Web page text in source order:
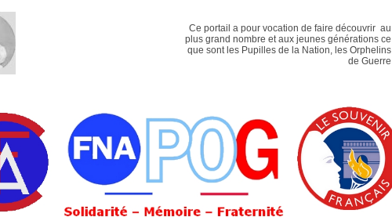
Ce portail a pour vocation de faire découvrir au
plus grand nombre et aux jeunes générations ce
que sont les Pupilles de la Nation, les Orphelins
de Guerre